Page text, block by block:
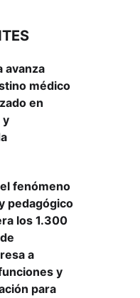
avanza
médico
en
y
el fenómeno
pedagógico
los 1.300
a
y
para